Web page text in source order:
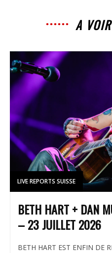
A
LIVE REPORTS SUISSE
BETH HART + DAN
– 23 JUILLET 2026
BETH HART EST ENFIN DE